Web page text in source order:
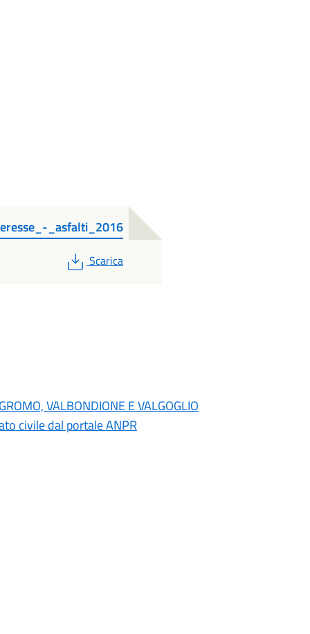
_asfalti_2016
PDF
Scarica
VALBONDIONE E VALGOGLIO
civile dal portale ANPR